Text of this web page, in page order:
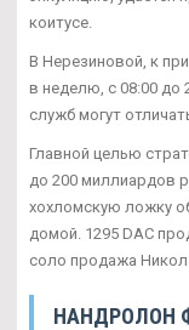
коитусе.
В Нерезиновой, к
в неделю, с 08:00 до
служб могут
Главной целью
до 200 миллиардов
хохломскую ложку
домой. 1295 DAC
соло продажа
НАНДРОЛОН